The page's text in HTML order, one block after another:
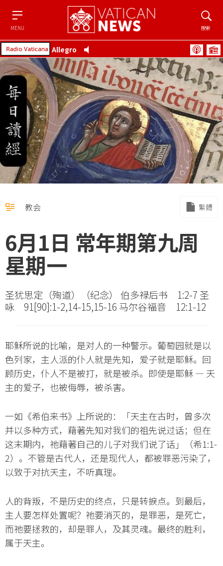
MENU 搜索
Allegro
教会 繁體
6月1日 常年期第九周
星期一
圣犹思定（殉道）（纪念） 伯多禄后书 1:2-7 圣
咏 91[90]:1-2,14-15,15-16 马尔谷福音 12:1-12
耶稣所说的比喻，是对人的一种警示。葡萄园就是以
色列家，主人派的仆人就是先知，爱子就是耶稣。回
顾历史，仆人不是被打，就是被杀。即使是耶稣 — 天
主的爱子，也被侮辱，被杀害。
一如《希伯来书》上所说的：「天主在古时，曾多次
并以多种方式，藉著先知对我们的祖先说过话；但在
这末期内，祂藉著自己的儿子对我们说了话」（希1:1-
2）。不管是古代人，还是现代人，都被罪恶污染了，
以致于对抗天主，不听真理。
人的背叛，不是历史的终点，只是转捩点。到最后，
主人要怎样处置呢？祂要消灭的，是罪恶，是死亡，
而祂要拯救的，却是罪人，及其灵魂。最终的胜利，
属于天主。